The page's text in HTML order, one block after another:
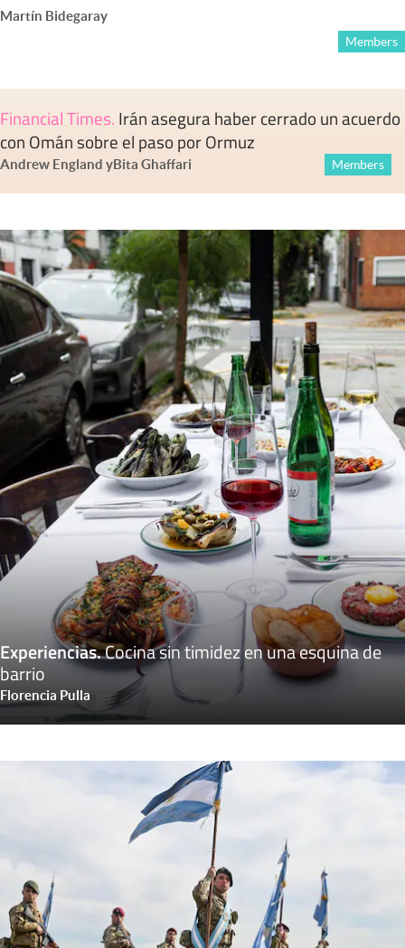
Martín Bidegaray
Members
Financial Times. Irán asegura haber cerrado un acuerdo
con Omán sobre el paso por Ormuz
Andrew England yBita Ghaffari Members
Experiencias.Cocina sin timidez en una esquina de
barrio
Florencia Pulla